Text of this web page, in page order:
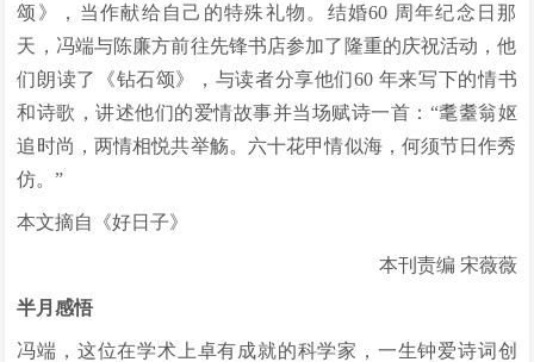
颂》，当作献给自己的特殊礼物。结婚60 周年纪念日那
天，冯端与陈廉方前往先锋书店参加了隆重的庆祝活动，他
们朗读了《钻石颂》，与读者分享他们60 年来写下的情书
和诗歌，讲述他们的爱情故事并当场赋诗一首：“耄耋翁妪
追时尚，两情相悦共举觞。六十花甲情似海，何须节日作秀
仿。”
本文摘自《好日子》
本刊责编 宋薇薇
半月感悟
冯端，这位在学术上卓有成就的科学家，一生钟爱诗词创